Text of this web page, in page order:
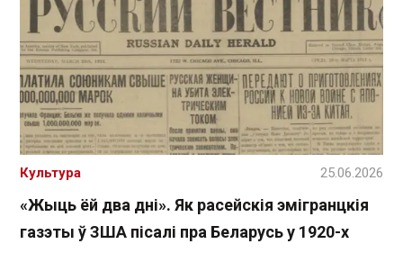
«Жыць ёй два дні». Як расейскія эмігранцкія
газэты ў ЗША пісалі пра Беларусь у 1920-х
Культура 25.06.2026